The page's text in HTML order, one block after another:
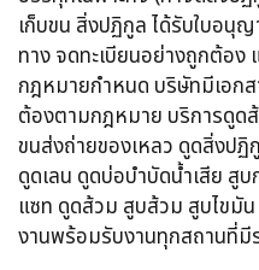
เก็บขน​ สิ่งปฏิกูล ได้รับใบอนุ
ทาง จดทะเบียนอย่างถูกต้อง​
กฎหมายกำหนด บริษัทมีเอก
ต้องตามกฎหมาย บริการดูด
ขนส่งถ่ายของเหลว​ ดูดสิ่งป
ดูดเลน​ ดูดบ่อบำบัดน้ำเสีย​ สู
แซท​ ดูดส้วม​ สูบส้วม​ สูบไขมั
งานพร้อม​รับงานทุกสถานที่​